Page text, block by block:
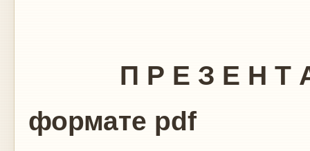
П Р Е З Е Н Т А
формате pdf